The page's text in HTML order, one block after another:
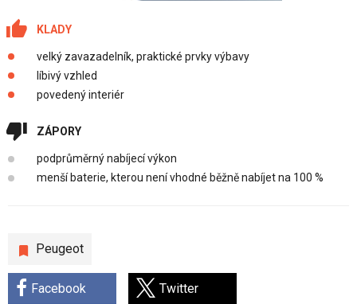
KLADY
velký zavazadelník, praktické prvky výbavy
líbivý vzhled
povedený interiér
ZÁPORY
podprůměrný nabíjecí výkon
menší baterie, kterou není vhodné běžně nabíjet na 100 %
Peugeot
Facebook Twitter